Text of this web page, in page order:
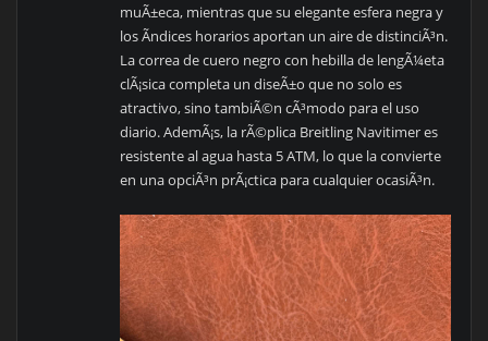
muÃ±eca, mientras que su elegante esfera negra y
los Ã­ndices horarios aportan un aire de distinciÃ³n.
La correa de cuero negro con hebilla de lengÃ¼eta
clÃ¡sica completa un diseÃ±o que no solo es
atractivo, sino tambiÃ©n cÃ³modo para el uso
diario. AdemÃ¡s, la rÃ©plica Breitling Navitimer es
resistente al agua hasta 5 ATM, lo que la convierte
en una opciÃ³n prÃ¡ctica para cualquier ocasiÃ³n.